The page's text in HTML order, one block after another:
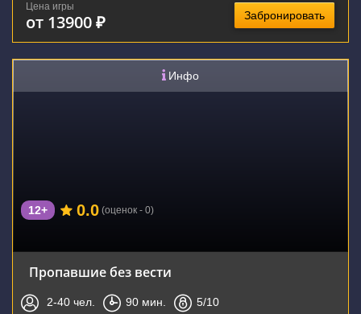
Цена игры
от 13900 ₽ Забронировать
Инфо
12+ 0.0 (оценок - 0)
Пропавшие без вести
2-40 чел. 90 мин. 5/10